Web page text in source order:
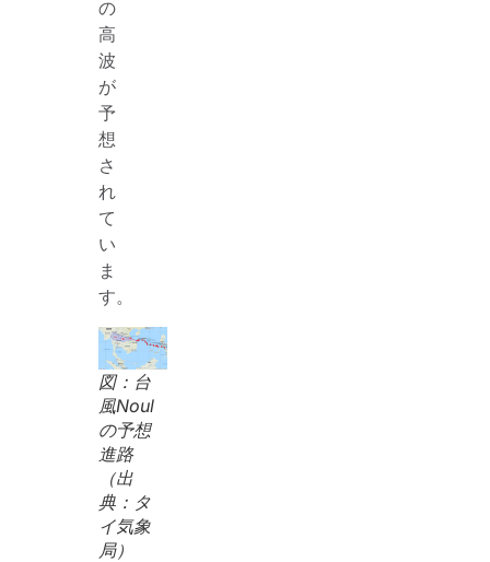
の
高
波
が
予
想
さ
れ
て
い
ま
す。
図：台
風Noul
の予想
進路
（出
典：タ
イ気象
局）